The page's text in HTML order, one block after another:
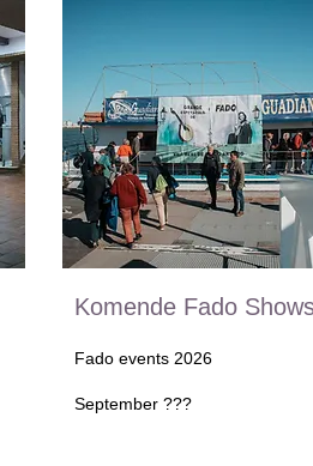
Komende Fado
Fado events 2026
September ???